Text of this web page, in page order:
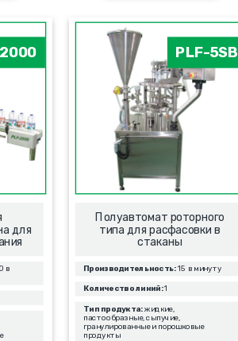
для
в
PLF-5SB
Полуавтомат роторного
типа для расфасовки в
стаканы
Производительность:15 в минуту
Количество линий:1
Тип продукта:жидкие,
пастообразные, сыпучие,
гранулированные и порошковые
продукты